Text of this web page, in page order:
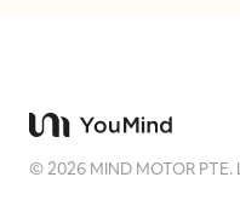
yapraklar,
©2026 MIND MOTOR PTE.